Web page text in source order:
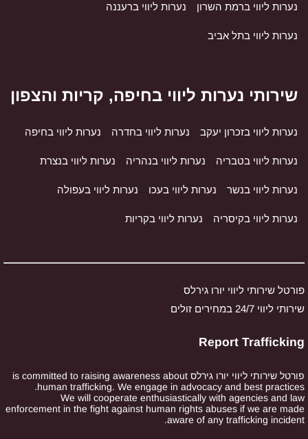
נערות ליווי ברמת השרון נערות ליווי ברעננה
נערות ליווי בתל אביב
שירותי נערות ליווי בחיפה, קריות והצפון
נערות ליווי בזכרון יעקב נערות ליווי בחדרה נערות ליווי בחיפה
נערות ליווי בטבריה נערות ליווי בנהריה נערות ליווי בנצרת
נערות ליווי בנשר נערות ליווי בעכו נערות ליווי בעפולה
נערות ליווי בקיסריה נערות ליווי בקריות
פורטל שירותי ליווי יורו גירלס
שירותי ליווי 24/7 במחירים זולים
Report Trafficking
פורטל שירותי ליווי יורו גירלס is committed to raising awareness about
human trafficking. We engage in advocacy and best practices.
We will cooperate enthusiastically with agencies and law
enforcement in the fight against human rights abuses if we are made
aware of any trafficking incident.